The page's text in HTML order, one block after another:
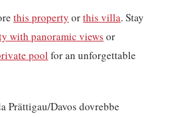
this property orthis villa. Stay
with panoramic views or
pool for an unforgettable
Prättigau/Davos dovrebbe